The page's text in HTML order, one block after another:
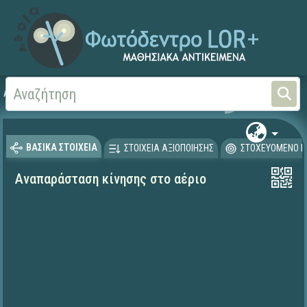
Αρχική Φυσικές Επιστήμες -
ΒΑΣΙΚΑ ΣΤΟΙΧΕΙΑ ΣΤΟΙΧΕΙΑ ΑΞΙΟΠΟΙΗΣΗΣ ΣΤΟΧΕΥΟΜΕΝΟ
Αναπαράσταση κίνησης στο αέριο